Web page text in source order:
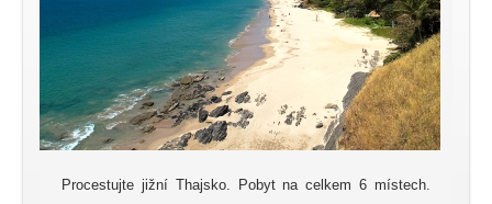
Procestujte jižní Thajsko. Pobyt na celkem 6 místech.